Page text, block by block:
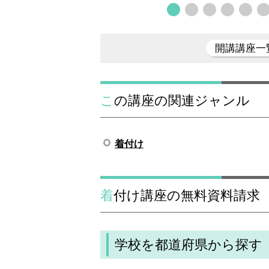
開講講座一
この講座の関連ジャンル
着付け
着付け講座の無料資料請求
学校を都道府県から探す